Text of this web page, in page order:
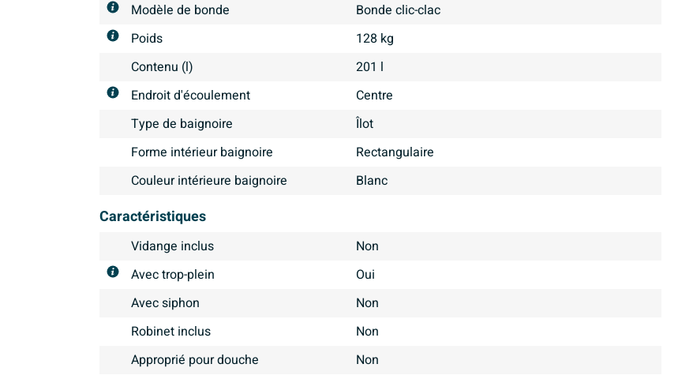
Modèle de bonde
Bonde clic-clac
Poids
128 kg
Contenu (l)
201 l
Endroit d'écoulement
centre
Type de baignoire
îlot
Forme intérieur baignoire
Rectangulaire
Couleur intérieure baignoire
Blanc
Caractéristiques
Vidange inclus
Non
Avec trop-plein
Oui
Avec siphon
Non
Robinet inclus
Non
Approprié pour douche
Non